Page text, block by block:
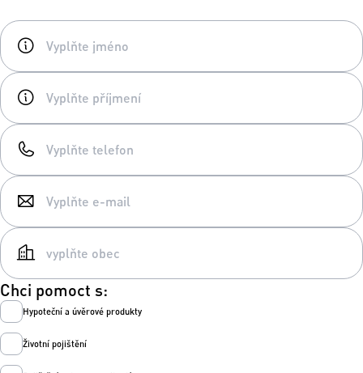
Chci pomoct s:
Hypoteční a úvěrové produkty
Životní pojištění